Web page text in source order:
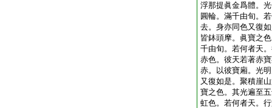
浮那提眞金爲體。
圓輪。滿千由旬。
去。身亦同色又復
皆鉢頭摩。眞寶之
千由旬。若何者天
赤色。彼天若著赤
赤。以彼寶廂。光
又復如是。聚積崖
寶之色。其光遍至
虹色。若何者天。